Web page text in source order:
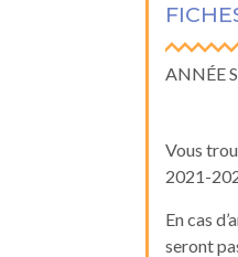
ANNÉE
Vous
2021-
En cas
seront